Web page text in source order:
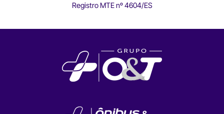
Registro MTE nº 4604/ES